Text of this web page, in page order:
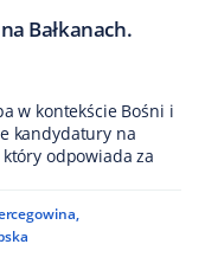
Bałkanach.
w kontekście Bośni i
kandydatury na
odpowiada za
,